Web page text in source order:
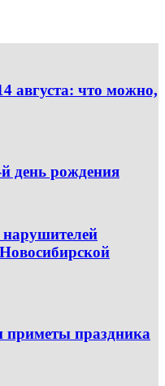
августа: что можно,
день рождения
праздника